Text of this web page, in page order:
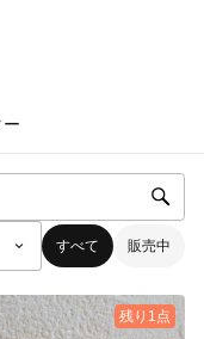
ー
すべて 販売中
残り1点